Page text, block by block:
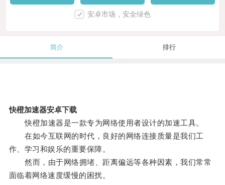
安卓市场，安全绿色
简介 排行
快橙加速器安卓下载
快橙加速器是一款专为网络使用者设计的加速工具。
在如今互联网的时代，良好的网络连接质量是我们工
作、学习和娱乐的重要保障。
然而，由于网络拥堵、距离偏远等各种因素，我们常常
面临着网络速度缓慢的困扰。